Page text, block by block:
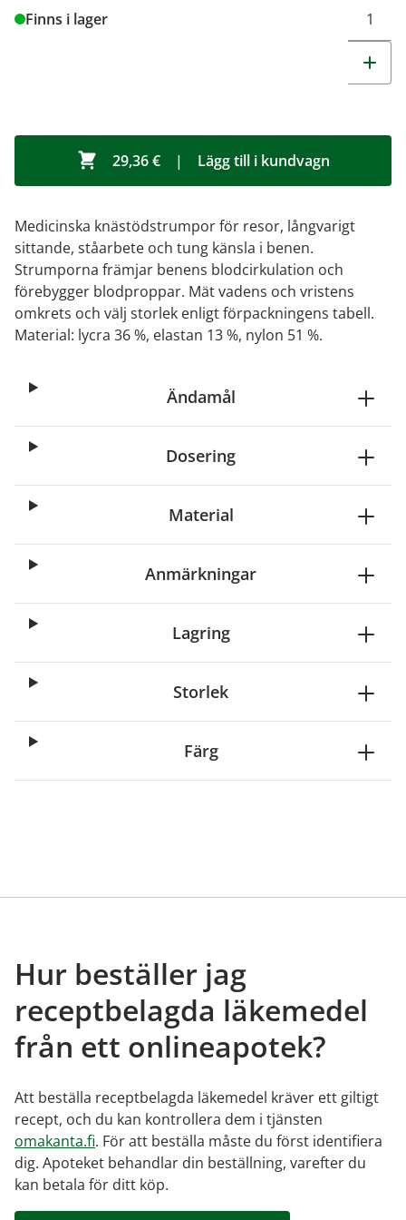
Finns i lager
29,36 € | Lägg till i kundvagn
Medicinska knästödstrumpor för resor, långvarigt
sittande, ståarbete och tung känsla i benen.
Strumporna främjar benens blodcirkulation och
förebygger blodproppar. Mät vadens och vristens
omkrets och välj storlek enligt förpackningens tabell.
Material: lycra 36 %, elastan 13 %, nylon 51 %.
Ändamål
Dosering
Material
Anmärkningar
Lagring
Storlek
Färg
Hur beställer jag
receptbelagda läkemedel
från ett onlineapotek?
Att beställa receptbelagda läkemedel kräver ett giltigt
recept, och du kan kontrollera dem i tjänsten
omakanta.fi. För att beställa måste du först identifiera
dig. Apoteket behandlar din beställning, varefter du
kan betala för ditt köp.